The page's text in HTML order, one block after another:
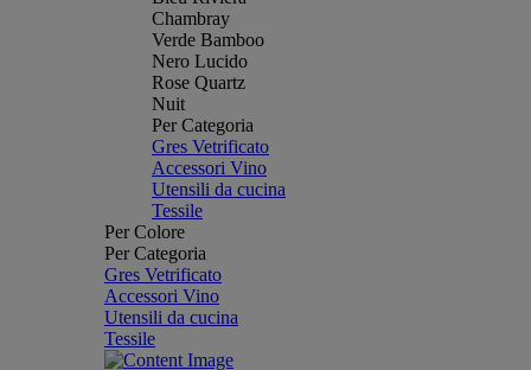
Chambray
Verde Bamboo
Nero Lucido
Rose Quartz
Nuit
Per Categoria
Gres Vetrificato
Accessori Vino
Utensili da cucina
Tessile
Per Colore
Per Categoria
Gres Vetrificato
Accessori Vino
Utensili da cucina
Tessile